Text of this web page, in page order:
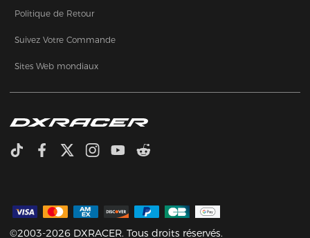
Politique de Retour
Suivez Votre Commande
Sites Web mondiaux
©2003-2026 DXRACER. Tous droits réservés.